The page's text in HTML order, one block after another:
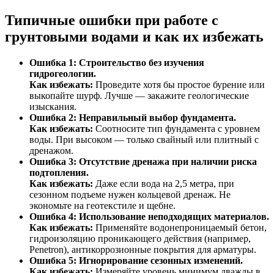
Типичные ошибки при работе с
грунтовыми водами и как их избежать
Ошибка 1: Строительство без изучения
гидрогеологии.
Как избежать: Проведите хотя бы простое бурение или
выкопайте шурф. Лучше — закажите геологические
изыскания.
Ошибка 2: Неправильный выбор фундамента.
Как избежать: Соотносите тип фундамента с уровнем
воды. При высоком — только свайный или плитный с
дренажом.
Ошибка 3: Отсутствие дренажа при наличии риска
подтопления.
Как избежать: Даже если вода на 2,5 метра, при
сезонном подъеме нужен кольцевой дренаж. Не
экономьте на геотекстиле и щебне.
Ошибка 4: Использование неподходящих материалов.
Как избежать: Применяйте водонепроницаемый бетон,
гидроизоляцию проникающего действия (например,
Penetron), антикоррозионные покрытия для арматуры.
Ошибка 5: Игнорирование сезонных изменений.